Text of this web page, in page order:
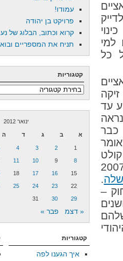
למי
כל
עד
כבר
הקודמת – אבל אנחנו כבר לא בשנת 2007
.
–
עמודו!
פרויקט בן יהודה
קרוא וכתוב, הבלוג של
תניח את המספריים
קטגוריות
קטגוריות
ינואר 2012
א ב ג ד ה
1
2
3
4
8
9
10
11
15
16
17
18
22
23
24
25
29
30
31
« דצמ פבר »
קטגוריות
איך הגענו לפה